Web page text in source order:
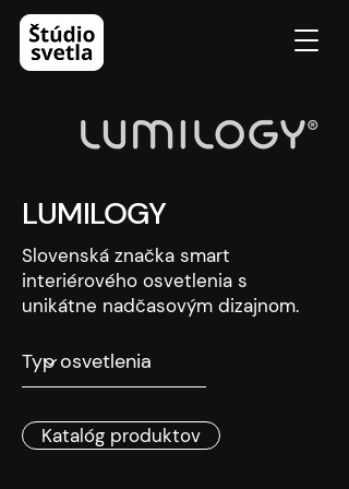
LUMILOGY
Slovenská značka smart
interiérového osvetlenia s
unikátne nadčasovým dizajnom.
Katalóg produktov